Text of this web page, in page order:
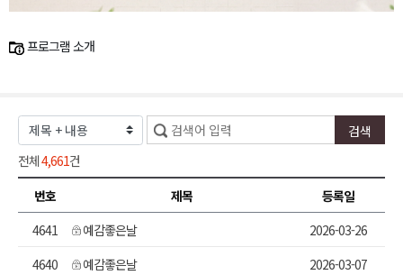
프로그램 소개
전체4,661건
번호
제목
등록일
4641
예감좋은날
2026-03-26
4640
예감좋은날
2026-03-07